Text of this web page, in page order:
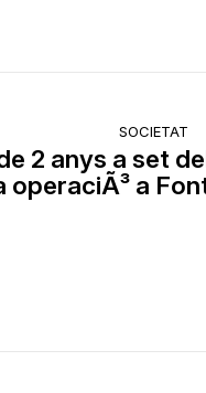
SOCIETAT
2 anys a set
operaciÃ³ a